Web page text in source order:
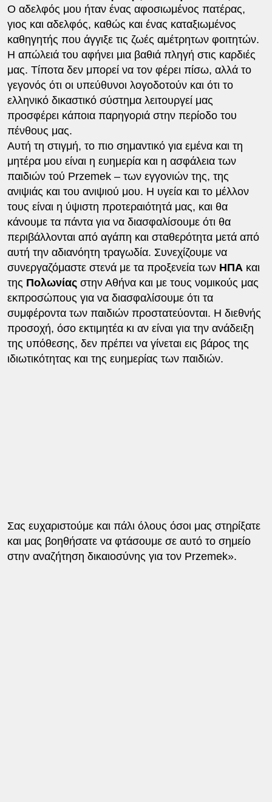
Ο αδελφός μου ήταν ένας αφοσιωμένος πατέρας,
γιος και αδελφός, καθώς και ένας καταξιωμένος
καθηγητής που άγγιξε τις ζωές αμέτρητων φοιτητών.
Η απώλειά του αφήνει μια βαθιά πληγή στις καρδιές
μας. Τίποτα δεν μπορεί να τον φέρει πίσω, αλλά το
γεγονός ότι οι υπεύθυνοι λογοδοτούν και ότι το
ελληνικό δικαστικό σύστημα λειτουργεί μας
προσφέρει κάποια παρηγοριά στην περίοδο του
πένθους μας.
Αυτή τη στιγμή, το πιο σημαντικό για εμένα και τη
μητέρα μου είναι η ευημερία και η ασφάλεια των
παιδιών τού Przemek – των εγγονιών της, της
ανιψιάς και του ανιψιού μου. Η υγεία και το μέλλον
τους είναι η ύψιστη προτεραιότητά μας, και θα
κάνουμε τα πάντα για να διασφαλίσουμε ότι θα
περιβάλλονται από αγάπη και σταθερότητα μετά από
αυτή την αδιανόητη τραγωδία. Συνεχίζουμε να
συνεργαζόμαστε στενά με τα προξενεία των ΗΠΑ και
της Πολωνίας στην Αθήνα και με τους νομικούς μας
εκπροσώπους για να διασφαλίσουμε ότι τα
συμφέροντα των παιδιών προστατεύονται. Η διεθνής
προσοχή, όσο εκτιμητέα κι αν είναι για την ανάδειξη
της υπόθεσης, δεν πρέπει να γίνεται εις βάρος της
ιδιωτικότητας και της ευημερίας των παιδιών.
Σας ευχαριστούμε και πάλι όλους όσοι μας στηρίξατε
και μας βοηθήσατε να φτάσουμε σε αυτό το σημείο
στην αναζήτηση δικαιοσύνης για τον Przemek».